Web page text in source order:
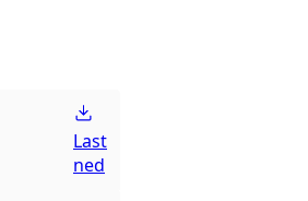
Last
ned